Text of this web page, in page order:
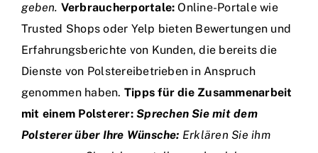
geben. Verbraucherportale: Online-Portale wie
Trusted Shops oder Yelp bieten Bewertungen und
Erfahrungsberichte von Kunden, die bereits die
Dienste von Polstereibetrieben in Anspruch
genommen haben. Tipps für die Zusammenarbeit
mit einem Polsterer: Sprechen Sie mit dem
Polsterer über Ihre Wünsche: Erklären Sie ihm